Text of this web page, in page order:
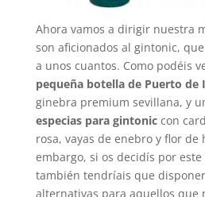
Ahora vamos a dirigir nuestra
son aficionados al gintonic,
a unos cuantos. Como podéis
pequeña botella de Puerto de
ginebra premium sevillana, y
especias para gintoniccon
rosa, vayas de enebro y flor de
embargo, si os decidís por
también tendríais que
alternativas para aquellos que